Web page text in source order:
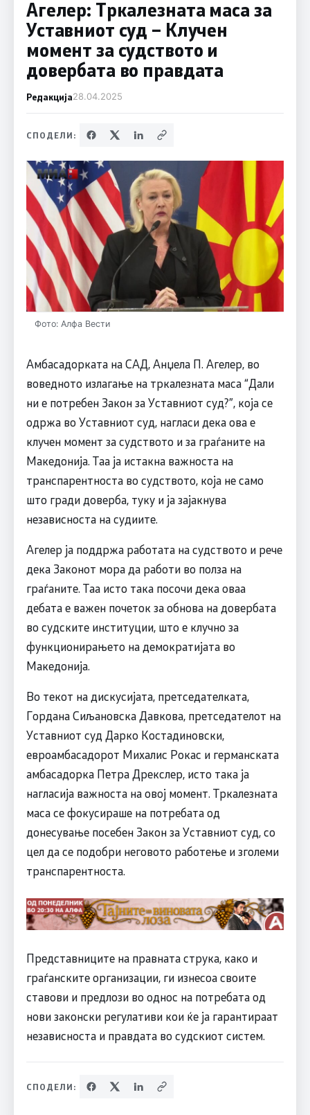
Агелер: Тркалезната маса за
Уставниот суд – Клучен
момент за судството и
довербата во правдата
Редакција28.04.2025
СПОДЕЛИ:
Фото: Алфа Вести
Амбасадорката на САД, Анџела П. Агелер, во
воведното излагање на тркалезната маса “Дали
ни е потребен Закон за Уставниот суд?”, која се
одржа во Уставниот суд, нагласи дека ова е
клучен момент за судството и за граѓаните на
Македонија. Таа ја истакна важноста на
транспарентноста во судството, која не само
што гради доверба, туку и ја зајакнува
независноста на судиите.
Агелер ја поддржа работата на судството и рече
дека Законот мора да работи во полза на
граѓаните. Таа исто така посочи дека оваа
дебата е важен почеток за обнова на довербата
во судските институции, што е клучно за
функционирањето на демократијата во
Македонија.
Во текот на дискусијата, претседателката,
Гордана Сиљановска Давкова, претседателот на
Уставниот суд Дарко Костадиновски,
евроамбасадорот Михалис Рокас и германската
амбасадорка Петра Дрекслер, исто така ја
нагласија важноста на овој момент. Тркалезната
маса се фокусираше на потребата од
донесување посебен Закон за Уставниот суд, со
цел да се подобри неговото работење и зголеми
транспарентноста.
Представниците на правната струка, како и
граѓанските организации, ги изнесоа своите
ставови и предлози во однос на потребата од
нови законски регулативи кои ќе ја гарантираат
независноста и правдата во судскиот систем.
СПОДЕЛИ: